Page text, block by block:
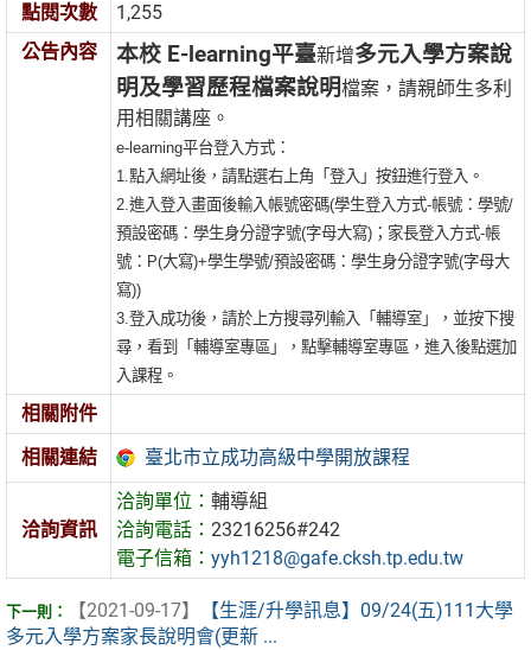
點閱次數
1,255
公告內容
本校 E-learning平臺新增多元入學方案說
明及學習歷程檔案說明檔案，請親師生多利
用相關講座。
e-learning平台登入方式：
1.點入網址後，請點選右上角「登入」按鈕進行登入。
2.進入登入畫面後輸入帳號密碼(學生登入方式-帳號：學號/
預設密碼：學生身分證字號(字母大寫)；家長登入方式-帳
號：P(大寫)+學生學號/預設密碼：學生身分證字號(字母大
寫))
3.登入成功後，請於上方搜尋列輸入「輔導室」，並按下搜
尋，看到「輔導室專區」，點擊輔導室專區，進入後點選加
入課程。
相關附件
相關連結
臺北市立成功高級中學開放課程
洽詢資訊
洽詢單位：輔導組
洽詢電話：23216256#242
電子信箱：yyh1218@gafe.cksh.tp.edu.tw
【2021-09-17】
【生涯/升學訊息】09/24(五)111大學
多元入學方案家長說明會(更新 ...